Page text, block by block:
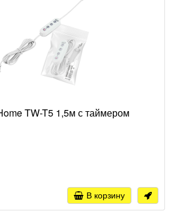
TW-T5 1,5м с таймером
В корзину